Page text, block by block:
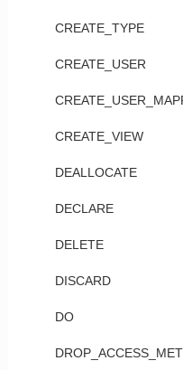
CREATE_TYPE
CREATE_USER
CREATE_VIEW
DEALLOCATE
DECLARE
DELETE
DISCARD
DO